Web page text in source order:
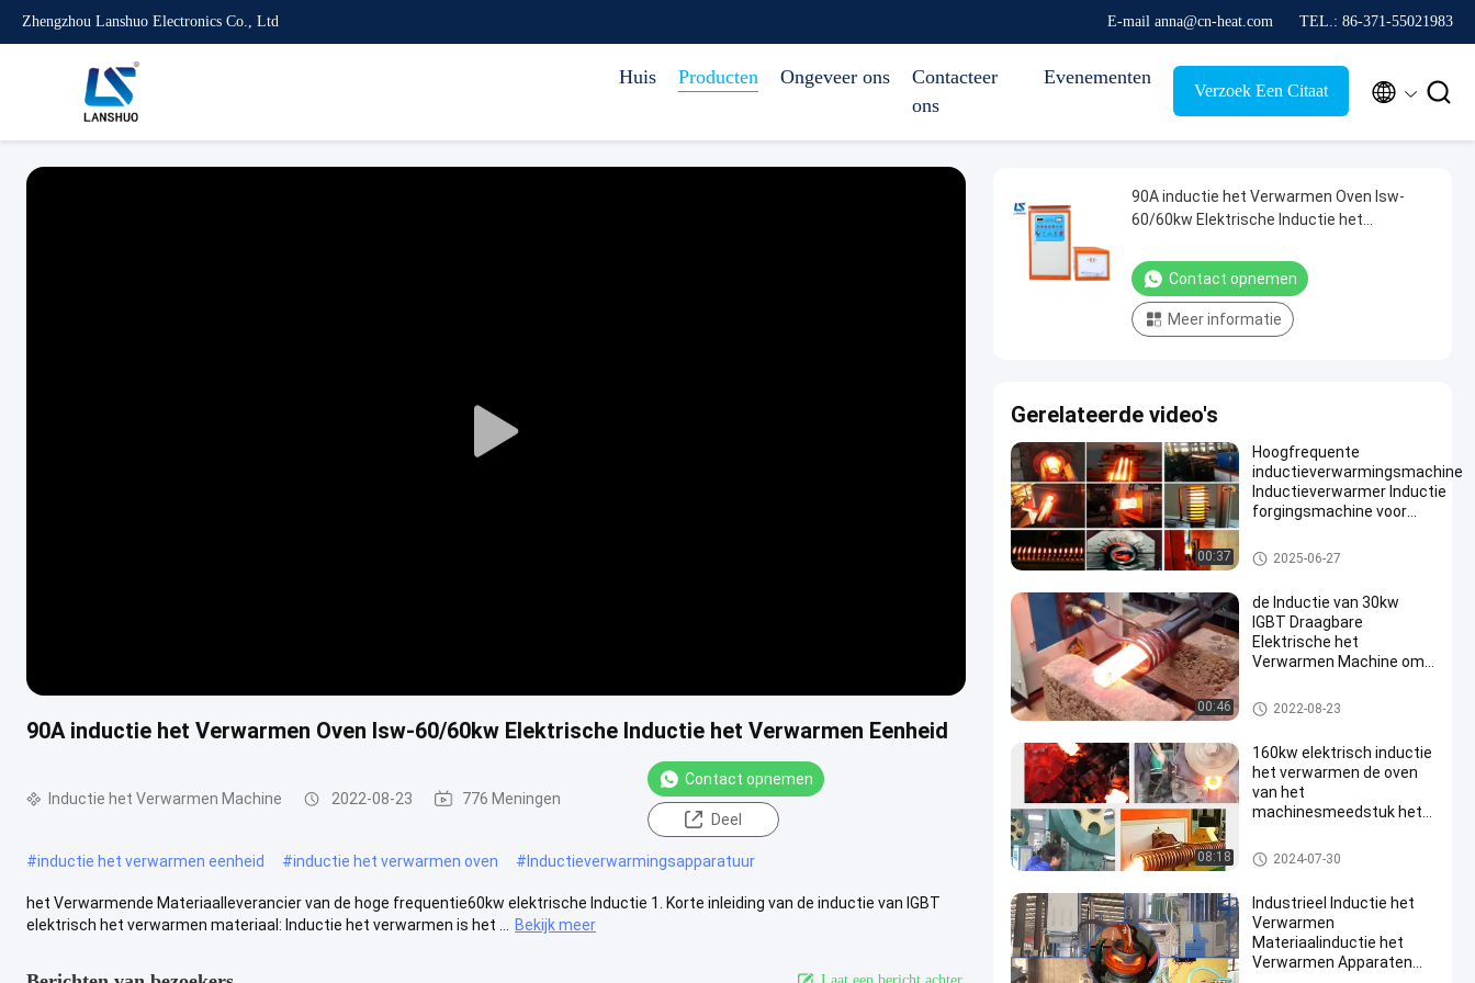
Zhengzhou Lanshuo Electronics Co., Ltd E-mail anna@cn-heat.com TEL.: 86-371-55021983
Huis Producten Ongeveer ons
Contacteer
ons
Evenementen
Verzoek Een Citaat  
Play
90A inductie het Verwarmen Oven lsw-60/60kw Elektrische Inductie het Verwarmen Eenheid
Inductie het Verwarmen Machine 2022-08-23 776 Meningen
Contact opnemen
Deel
#inductie het verwarmen eenheid #inductie het verwarmen oven #Inductieverwarmingsapparatuur
het Verwarmende Materiaalleverancier van de hoge frequentie60kw elektrische Inductie 1. Korte inleiding van de inductie van IGBT
elektrisch het verwarmen materiaal: Inductie het verwarmen is het ...
Bekijk meer
Laat een bericht achter.
90A inductie het Verwarmen Oven lsw-
60/60kw Elektrische Inductie het
Contact opnemen
Meer informatie
Gerelateerde video's
00:37
Hoogfrequente
inductieverwarmingsmachine
Inductieverwarmer Inductie
forgingsmachine voor
staafversnellingen
Inductie het Verwarmen Machine
2025-06-27
00:46
de Inductie van 30kw
IGBT Draagbare
Elektrische het
Verwarmen Machine om
smeden
Inductie het Verwarmen Machi
ne
2022-08-23
08:18
160kw elektrisch inductie
het verwarmen de oven
van het
machinesmeedstuk het
Inductie het Verwarmen Machi
ne
2024-07-30
Industrieel Inductie het
Verwarmen
Materiaalinductie het
Verwarmen Apparaten